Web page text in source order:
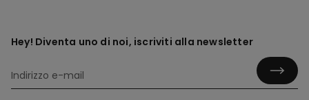
Hey! Diventa uno di noi, iscriviti alla newsletter